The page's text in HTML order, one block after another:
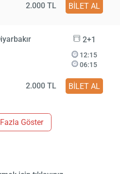
2.000 TL BİLET AL
2+1
12:15
06:15
2.000 TL BİLET AL
Göster